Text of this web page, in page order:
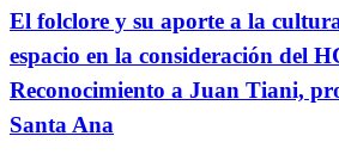
El folclore y su aporte a la
espacio en la consideración del
Reconocimiento a Juan Tiani,
Santa Ana